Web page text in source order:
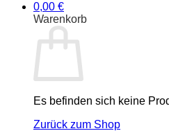
0,00 €
Warenkorb
Es befinden sich keine
Zurück zum Shop